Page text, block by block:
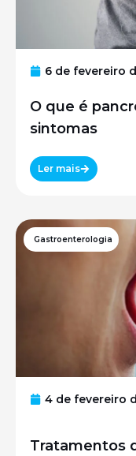
6 de fevereiro
O que é
sintomas
Ler mais
Gastroenterologia
4 de fevereiro
Tratamentos